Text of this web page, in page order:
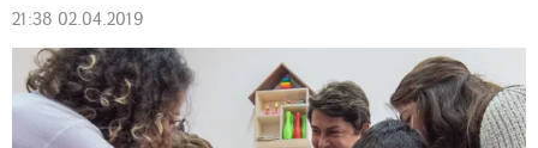
21:38 02.04.2019